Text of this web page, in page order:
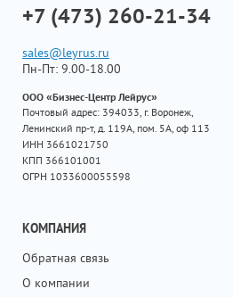
+7 (473) 260-21-34
sales@leyrus.ru
Пн-Пт: 9.00-18.00
ООО «Бизнес-Центр Лейрус»
Почтовый адрес: 394033, г. Воронеж,
Ленинский пр-т, д. 119А, пом. 5А, оф 113
ИНН 3661021750
КПП 366101001
ОГРН 1033600055598
КОМПАНИЯ
Обратная связь
О компании